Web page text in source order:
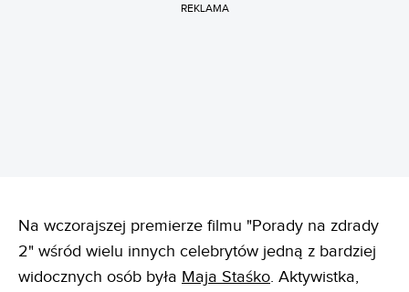
REKLAMA
Na wczorajszej premierze filmu "Porady na zdrady
2" wśród wielu innych celebrytów jedną z bardziej
widocznych osób była Maja Staśko. Aktywistka,